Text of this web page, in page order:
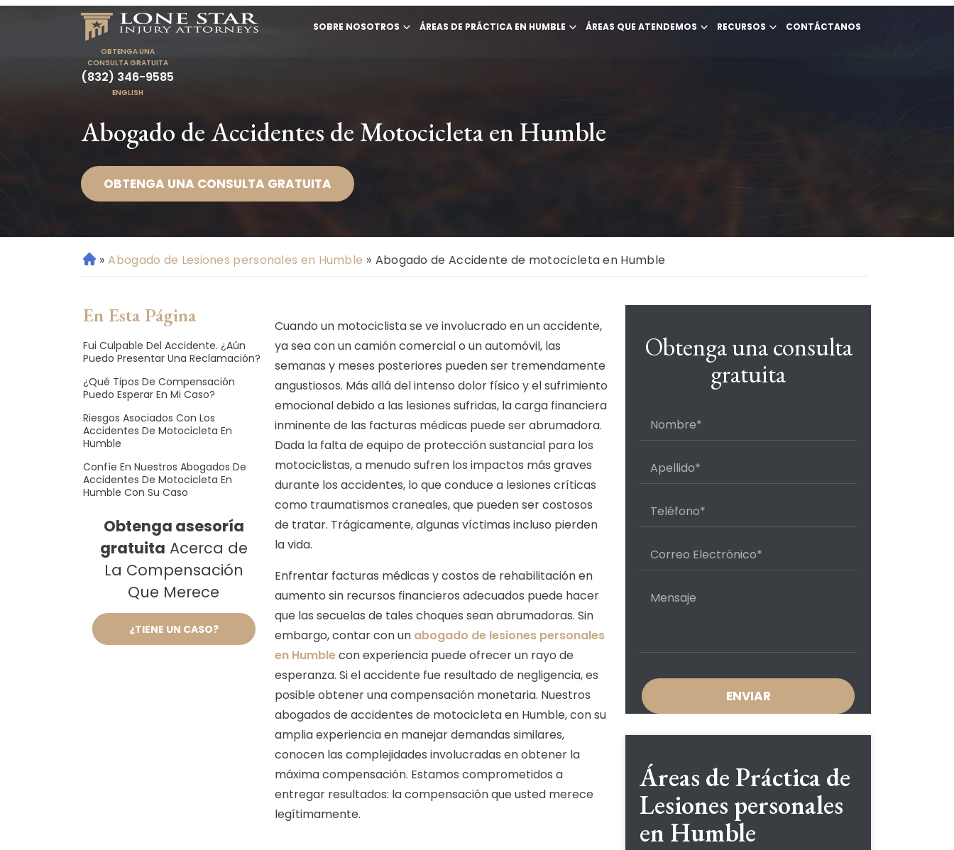
SOBRE NOSOTROS ÁREAS DE PRÁCTICA EN HUMBLE ÁREAS QUE ATENDEMOS RECURSOS CONTÁCTANOS
OBTENGA UNA
CONSULTA GRATUITA
(832) 346-9585
ENGLISH
Abogado de Accidentes de Motocicleta en Humble
OBTENGA UNA CONSULTA GRATUITA
Ini » Abogado de Lesiones personales en Humble » Abogado de Accidente de motocicleta en Humble
En Esta Página
Fui Culpable Del Accidente. ¿Aún
Puedo Presentar Una Reclamación?
¿Qué Tipos De Compensación
Puedo Esperar En Mi Caso?
Riesgos Asociados Con Los
Accidentes De Motocicleta En
Humble
Confíe En Nuestros Abogados De
Accidentes De Motocicleta En
Humble Con Su Caso
Obtenga asesoría
gratuita Acerca de
La Compensación
Que Merece
¿TIENE UN CASO?
Cuando un motociclista se ve involucrado en un accidente,
ya sea con un camión comercial o un automóvil, las
semanas y meses posteriores pueden ser tremendamente
angustiosos. Más allá del intenso dolor físico y el sufrimiento
emocional debido a las lesiones sufridas, la carga financiera
inminente de las facturas médicas puede ser abrumadora.
Dada la falta de equipo de protección sustancial para los
motociclistas, a menudo sufren los impactos más graves
durante los accidentes, lo que conduce a lesiones críticas
como traumatismos craneales, que pueden ser costosos
de tratar. Trágicamente, algunas víctimas incluso pierden
la vida.
Enfrentar facturas médicas y costos de rehabilitación en
aumento sin recursos financieros adecuados puede hacer
que las secuelas de tales choques sean abrumadoras. Sin
embargo, contar con un abogado de lesiones personales
en Humblecon experiencia puede ofrecer un rayo de
esperanza. Si el accidente fue resultado de negligencia, es
posible obtener una compensación monetaria. Nuestros
abogados de accidentes de motocicleta en Humble, con su
amplia experiencia en manejar demandas similares,
conocen las complejidades involucradas en obtener la
máxima compensación. Estamos comprometidos a
entregar resultados: la compensación que usted merece
legítimamente.
Obtenga una consulta
gratuita
Áreas de Práctica de
Lesiones personales
en Humble